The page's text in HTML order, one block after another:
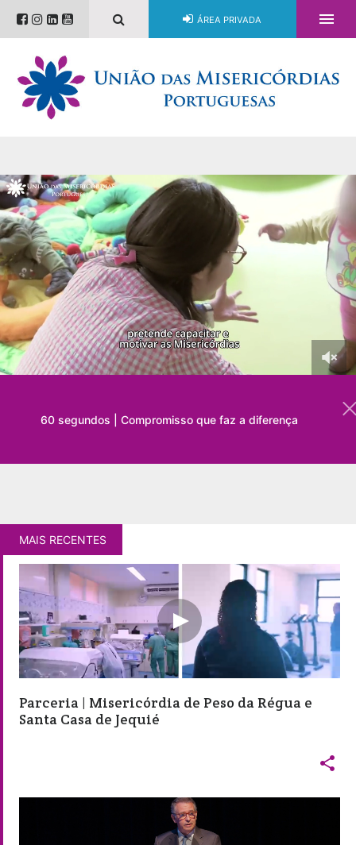
ÁREA PRIVADA 
60 segundos | Compromisso que faz a diferença
MAIS RECENTES
Parceria | Misericórdia de Peso da Régua e
Santa Casa de Jequié
